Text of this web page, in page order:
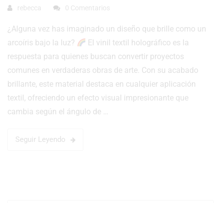
rebecca 0 Comentarios
¿Alguna vez has imaginado un diseño que brille como un
arcoíris bajo la luz?
El vinil textil holográfico es la
respuesta para quienes buscan convertir proyectos
comunes en verdaderas obras de arte. Con su acabado
brillante, este material destaca en cualquier aplicación
textil, ofreciendo un efecto visual impresionante que
cambia según el ángulo de …
Seguir Leyendo